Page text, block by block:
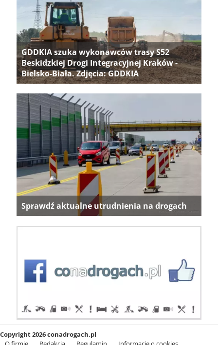
GDDKIA szuka wykonawców trasy S52
Beskidzkiej Drogi Integracyjnej Kraków -
Bielsko-Biała. Zdjęcia: GDDKIA
Sprawdź aktualne utrudnienia na drogach
Copyright 2026 conadrogach.pl